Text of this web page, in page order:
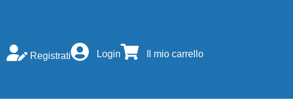
Registrati Login Il mio carrello